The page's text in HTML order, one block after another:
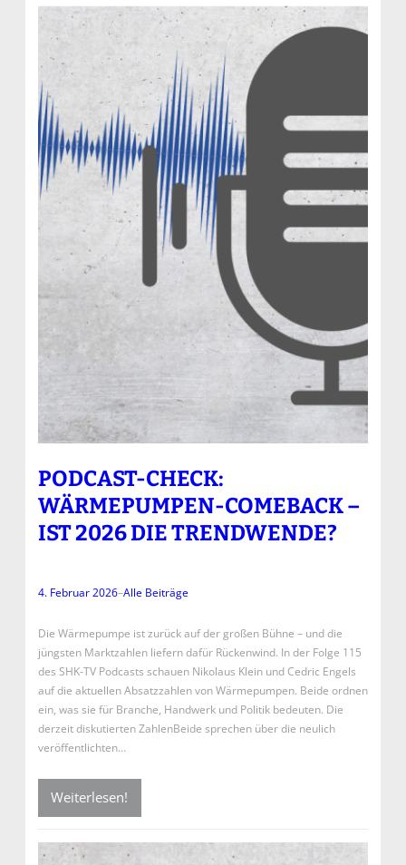
PODCAST-CHECK:
WÄRMEPUMPEN-COMEBACK –
IST 2026 DIE TRENDWENDE?
4. Februar 2026–Alle Beiträge
Die Wärmepumpe ist zurück auf der großen Bühne – und die
jüngsten Marktzahlen liefern dafür Rückenwind. In der Folge 115
des SHK-TV Podcasts schauen Nikolaus Klein und Cedric Engels
auf die aktuellen Absatzzahlen von Wärmepumpen. Beide ordnen
ein, was sie für Branche, Handwerk und Politik bedeuten. Die
derzeit diskutierten ZahlenBeide sprechen über die neulich
veröffentlichten…
Weiterlesen!